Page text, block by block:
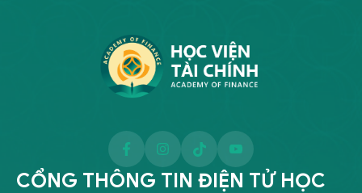
CỔNG THÔNG TIN ĐIỆN TỬ HỌC